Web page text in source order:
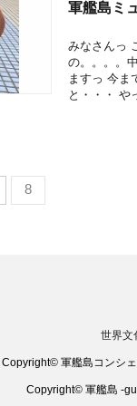
軍艦島ミ
みなさんっ
の。。。。
ますっ 今ま
と・・・ や
8
世界文
Copyright© 軍艦島コンシ
Copyright© 軍艦島 -